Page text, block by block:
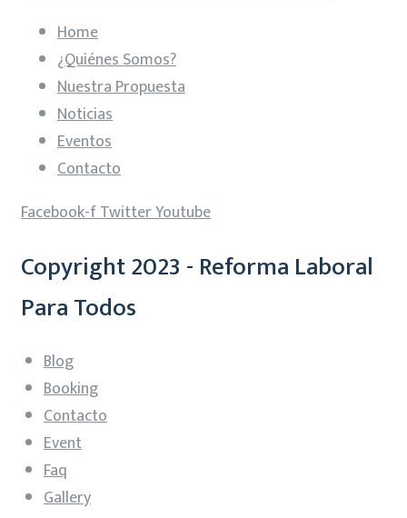
Home
¿Quiénes Somos?
Nuestra Propuesta
Noticias
Eventos
Contacto
Facebook-fTwitterYoutube
Copyright 2023 - Reforma Laboral
Para Todos
Blog
Booking
Contacto
Event
Faq
Gallery